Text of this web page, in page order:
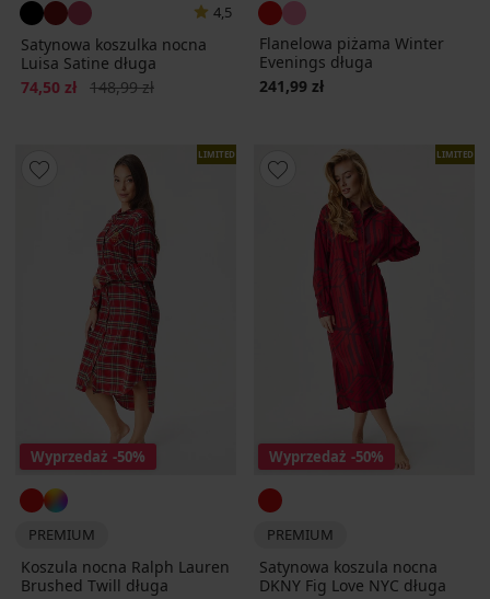
4,5
Satynowa koszulka nocna
Luisa Satine długa
Zniżka
74,50 zł Pierwotna cena
148,99 zł
Flanelowa piżama Winter
Evenings długa
241,99 zł
LIMITED
Wyprzedaż -50%
PREMIUM
Koszula nocna Ralph Lauren
Brushed Twill długa
LIMITED
Wyprzedaż -50%
PREMIUM
Satynowa koszula nocna
DKNY Fig Love NYC długa